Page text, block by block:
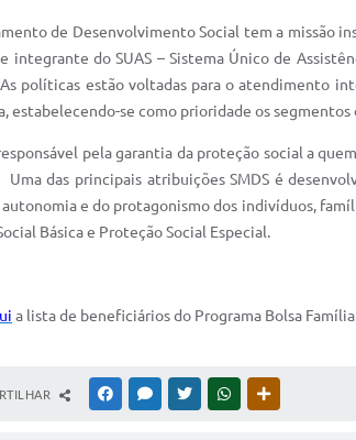
de Desenvolvimento Social tem a missão
integrante do SUAS – Sistema Único de
políticas estão voltadas para o atendimento
estabelecendo-se como prioridade os
pela garantia da proteção social a
Uma das principais atribuições SMDS é
autonomia e do protagonismo dos indivíduos,
Básica e Proteção Social Especial.
a lista de beneficiários do Programa Bolsa
FACEBOOKMESSENGER
TWITTERWHATSAPP